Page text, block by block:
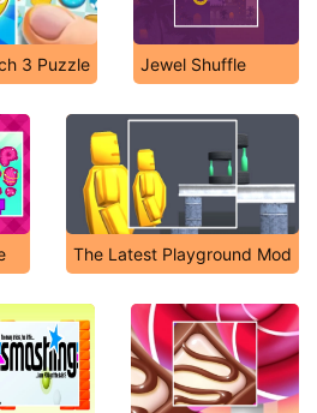
3 Puzzle Jewel Shuffle
The Latest Playground Mod